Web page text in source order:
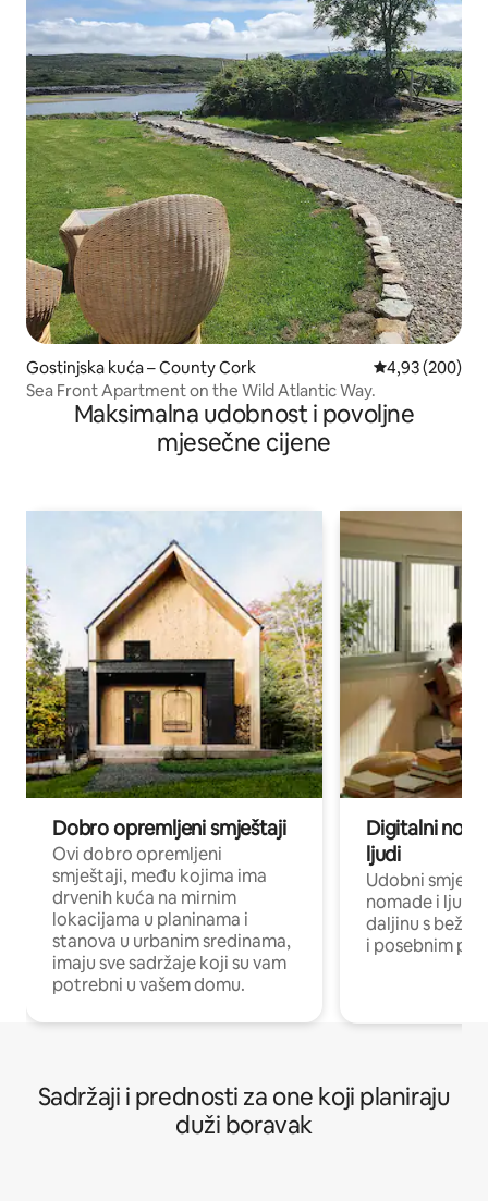
Gostinjska kuća – County Cork Prosječna
4,93 (200)
Sea Front Apartment on the Wild Atlantic Way.
Maksimalna udobnost i povoljne
mjesečne cijene
Dobro opremljeni smještaji
Ovi dobro opremljeni
smještaji, među kojima ima
drvenih kuća na mirnim
lokacijama u planinama i
stanova u urbanim sredinama,
imaju sve sadržaje koji su vam
potrebni u vašem domu.
Digitalni
ljudi
Udobni
nomade i ljude
daljinu s
i posebnim
Sadržaji i prednosti za one koji planiraju
duži boravak